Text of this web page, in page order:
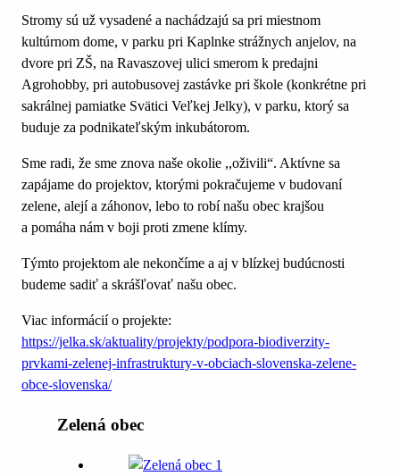
Stromy sú už vysadené a nachádzajú sa pri miestnom
kultúrnom dome, v parku pri Kaplnke strážnych anjelov, na
dvore pri ZŠ, na Ravaszovej ulici smerom k predajni
Agrohobby, pri autobusovej zastávke pri škole (konkrétne pri
sakrálnej pamiatke Svätici Veľkej Jelky), v parku, ktorý sa
buduje za podnikateľským inkubátorom.
Sme radi, že sme znova naše okolie ,,oživili“. Aktívne sa
zapájame do projektov, ktorými pokračujeme v budovaní
zelene, alejí a záhonov, lebo to robí našu obec krajšou
a pomáha nám v boji proti zmene klímy.
Týmto projektom ale nekončíme a aj v blízkej budúcnosti
budeme sadiť a skrášľovať našu obec.
Viac informácií o projekte:
https://jelka.sk/aktuality/projekty/podpora-biodiverzity-
prvkami-zelenej-infrastruktury-v-obciach-slovenska-zelene-
obce-slovenska/
Zelená obec